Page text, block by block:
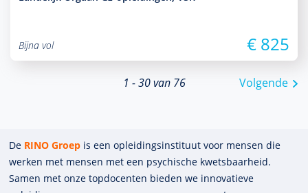
Bijna vol € 825
1 - 30 van 76 Volgende
De RINO Groep is een opleidings­insti­tuut voor mensen die
werken met mensen met een psychische kwets­baar­heid.
Samen met onze top­docenten bieden we innova­tieve